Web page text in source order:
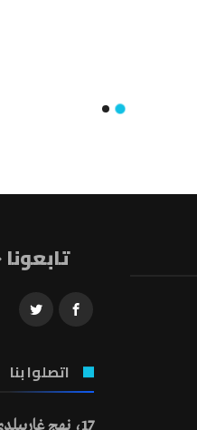
تابعونا
اتصلوا بنا
17، نهج غاريبلدي ـ 1007 تونس